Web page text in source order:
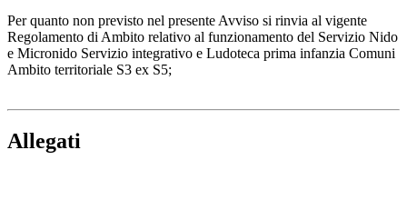
Per quanto non previsto nel presente Avviso si rinvia al vigente
Regolamento di Ambito relativo al funzionamento del Servizio Nido
e Micronido Servizio integrativo e Ludoteca prima infanzia Comuni
Ambito territoriale S3 ex S5;
Allegati